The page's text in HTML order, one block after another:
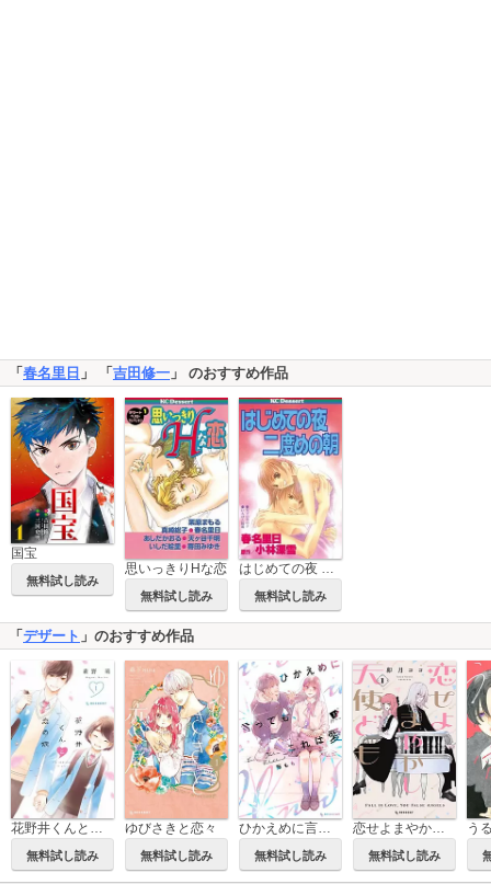
「 春名里日 」 「 吉田修一 」 のおすすめ作品
国宝
無料試し読み
思いっきりHな恋
無料試し読み
はじめての夜 二度めの朝
無料試し読み
「 デザート 」のおすすめ作品
花野井くんと恋の病
無料試し読み
ゆびさきと恋々
無料試し読み
ひかえめに言っても、これは愛
無料試し読み
恋せよまやかし天使ども
無料試し読み